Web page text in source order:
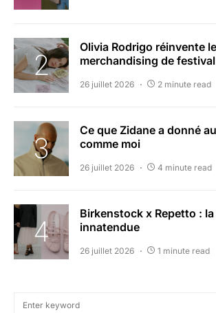
Olivia Rodrigo réinvente le
merchandising de
26 juillet 2026 2 minute read
Ce que Zidane a donné
comme moi
26 juillet 2026 4 minute read
Birkenstock x Repetto :
innatendue
26 juillet 2026 1 minute read